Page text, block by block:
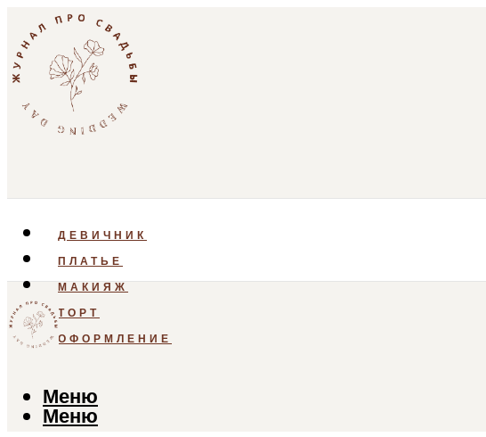
ДЕВИЧНИК
ПЛАТЬЕ
МАКИЯЖ
ТОРТ
ОФОРМЛЕНИЕ
Меню
Меню